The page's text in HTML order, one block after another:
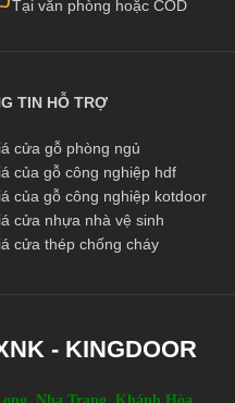
Hoabinhdoor…
Tại văn phòng hoặc COD
TIN HỖ TRỢ
cửa gỗ phòng ngủ
của gỗ công nghiệp hdf
của gỗ công nghiệp kotdoor
cửa nhựa nhà vệ sinh
cửa thép chống cháy
- KINGDOOR